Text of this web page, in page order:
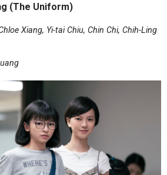
(The Uniform)
Xiang, Yi-tai Chiu, Chin Chi, Chih-Ling